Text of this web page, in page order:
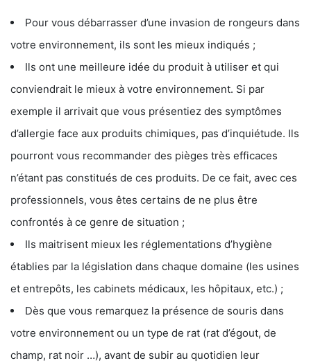
Pour vous débarrasser d’une invasion de rongeurs dans
votre environnement, ils sont les mieux indiqués ;
Ils ont une meilleure idée du produit à utiliser et qui
conviendrait le mieux à votre environnement. Si par
exemple il arrivait que vous présentiez des symptômes
d’allergie face aux produits chimiques, pas d’inquiétude. Ils
pourront vous recommander des pièges très efficaces
n’étant pas constitués de ces produits. De ce fait, avec ces
professionnels, vous êtes certains de ne plus être
confrontés à ce genre de situation ;
Ils maitrisent mieux les réglementations d’hygiène
établies par la législation dans chaque domaine (les usines
et entrepôts, les cabinets médicaux, les hôpitaux, etc.) ;
Dès que vous remarquez la présence de souris dans
votre environnement ou un type de rat (rat d’égout, de
champ, rat noir …), avant de subir au quotidien leur